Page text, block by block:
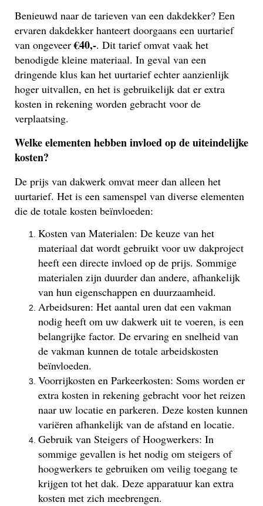
Benieuwd naar de tarieven van een dakdekker? Een
ervaren dakdekker hanteert doorgaans een uurtarief
van ongeveer€40,-. Dit tarief omvat vaak het
benodigde kleine materiaal. In geval van een
dringende klus kan het uurtarief echter aanzienlijk
hoger uitvallen, en het is gebruikelijk dat er extra
kosten in rekening worden gebracht voor de
verplaatsing.
Welke elementen hebben invloed op de uiteindelijke
kosten?
De prijs van dakwerk omvat meer dan alleen het
uurtarief. Het is een samenspel van diverse elementen
die de totale kosten beïnvloeden:
Kosten van Materialen: De keuze van het
materiaal dat wordt gebruikt voor uw dakproject
heeft een directe invloed op de prijs. Sommige
materialen zijn duurder dan andere, afhankelijk
van hun eigenschappen en duurzaamheid.
Arbeidsuren: Het aantal uren dat een vakman
nodig heeft om uw dakwerk uit te voeren, is een
belangrijke factor. De ervaring en snelheid van
de vakman kunnen de totale arbeidskosten
beïnvloeden.
Voorrijkosten en Parkeerkosten: Soms worden er
extra kosten in rekening gebracht voor het reizen
naar uw locatie en parkeren. Deze kosten kunnen
variëren afhankelijk van de afstand en locatie.
Gebruik van Steigers of Hoogwerkers: In
sommige gevallen is het nodig om steigers of
hoogwerkers te gebruiken om veilig toegang te
krijgen tot het dak. Deze apparatuur kan extra
kosten met zich meebrengen.